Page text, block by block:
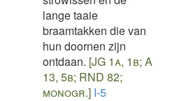
lange taaie
braamtakken die van
hun doornen zijn
ontdaan. [JG 1a, 1b; A
13, 5b; RND 82;
monogr.] I-5